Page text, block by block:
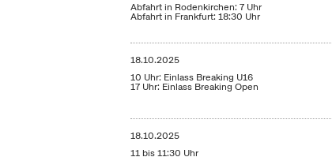
Abfahrt in Rodenkirchen: 7 Uhr
Abfahrt in Frankfurt: 18:30 Uhr
18.10.2025
10 Uhr: Einlass Breaking U16
17 Uhr: Einlass Breaking Open
18.10.2025
11 bis 11:30 Uhr